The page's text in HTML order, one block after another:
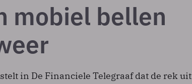
mobiel bellen
in De Financiele Telegraaf dat de rek uit